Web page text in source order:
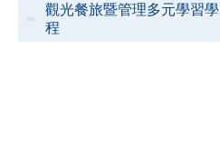
觀光餐旅暨管理多元學習學
程